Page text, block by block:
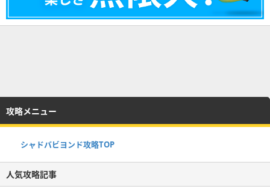
攻略メニュー
シャドバビヨンド攻略TOP
人気攻略記事